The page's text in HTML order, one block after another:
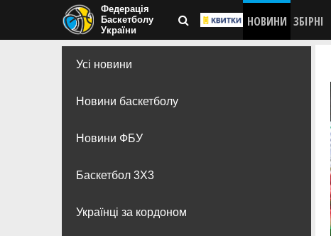
Федерація
Баскетболу
України
НОВИНИ ЗБІРНІ
Усі новини
Новини баскетболу
Новини ФБУ
Баскетбол 3Х3
Українці за кордоном